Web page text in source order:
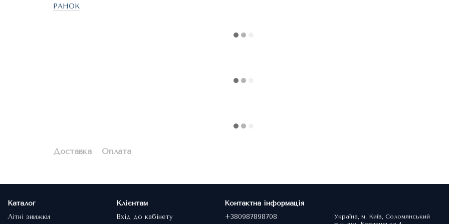
РАНОК
Доставка Оплата
Каталог
Літні знижки
Клієнтам
Вхід до кабінету
Контактна інформація
+380987898708
Україна, м. Київ, Соломянський